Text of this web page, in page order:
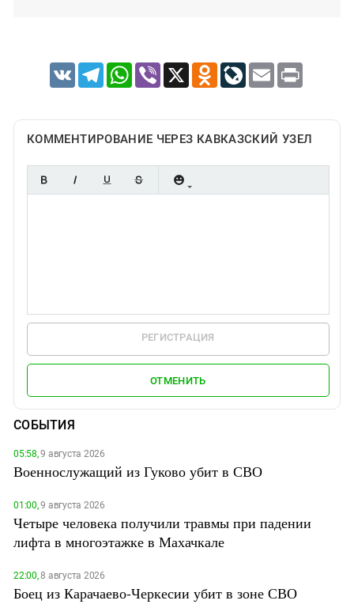
VK TelegramWhatsApp
Viber X Odnoklassniki
LiveJournal
Email Print
КОММЕНТИРОВАНИЕ ЧЕРЕЗ КАВКАЗСКИЙ УЗЕЛ
РЕГИСТРАЦИЯ
ОТМЕНИТЬ
СОБЫТИЯ
05:58,9 августа 2026
Военнослужащий из Гуково убит в СВО
01:00,9 августа 2026
Четыре человека получили травмы при падении
лифта в многоэтажке в Махачкале
22:00,8 августа 2026
Боец из Карачаево-Черкесии убит в зоне СВО